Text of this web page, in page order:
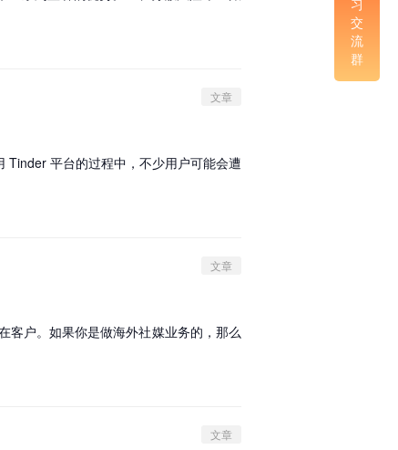
文章
Tinder 平台的过程中，不少用户可能会遭
文章
客户。如果你是做海外社媒业务的，那么
文章
习
交
流
群